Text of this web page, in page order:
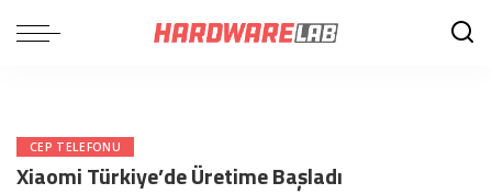
CEP TELEFONU
Xiaomi Türkiye’de Üretime Başladı